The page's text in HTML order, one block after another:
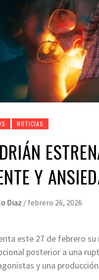
NOTICIAS
Y
Diaz / febrero 26, 2026
este 27 de febrero su
posterior a una
y una